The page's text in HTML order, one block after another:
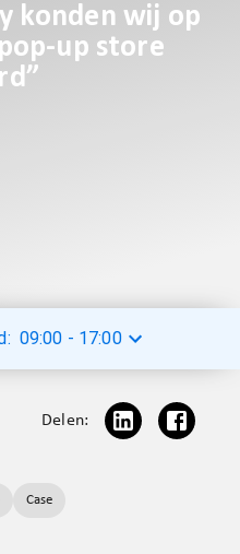
konden wij op
up store
09:00 - 17:00
Delen:
Case